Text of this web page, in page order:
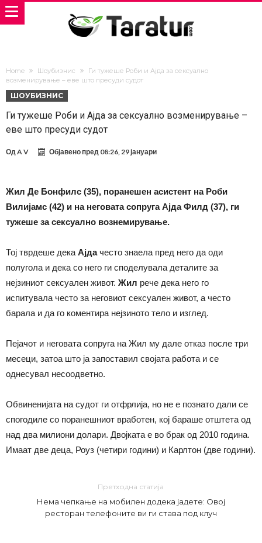
Home Шоубизнис
Ги тужеше Роби и Ајда за сексуално
возменирување – еве што пресуди судот
ШОУБИЗНИС
Ги тужеше Роби и Ајда за сексуално возменирување –
еве што пресуди судот
ОдA V Објавено пред 08:26, 29 јануари
Жил Де Бонфилс (35), поранешен асистент на Роби
Вилијамс (42) и на неговата сопруга Ајда Филд (37), ги
тужеше за сексуално вознемирување.
Тој тврдеше дека Ајдачесто знаела пред него да оди
полугола и дека со него ги споделувала деталите за
нејзиниот сексуален живот. Жил рече дека него го
испитувала често за неговиот сексуален живот, а често
барала и да го коментира нејзиното тело и изглед.
Пејачот и неговата сопруга на Жил му дале отказ после три
месеци, затоа што ја запоставил својата работа и се
однесувал несоодветно.
Обвиненијата на судот ги отфрлија, но не е познато дали се
спогодиле со поранешниот вработен, кој бараше отштета од
над два милиони долари. Двојката е во брак од 2010 година.
Имаат две деца, Роуз (четири години) и Карлтон (две години).
Претходна статија
Нема чепкање на мобилен додека јадете: Овој
ресторан телефоните ви ги става под клуч